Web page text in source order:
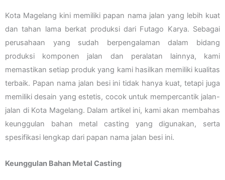
Kota Magelang kini memiliki papan nama jalan yang lebih kuat
dan tahan lama berkat produksi dari Futago Karya. Sebagai
perusahaan yang sudah berpengalaman dalam bidang
produksi komponen jalan dan peralatan lainnya, kami
memastikan setiap produk yang kami hasilkan memiliki kualitas
terbaik. Papan nama jalan besi ini tidak hanya kuat, tetapi juga
memiliki desain yang estetis, cocok untuk mempercantik jalan-
jalan di Kota Magelang. Dalam artikel ini, kami akan membahas
keunggulan bahan metal casting yang digunakan, serta
spesifikasi lengkap dari papan nama jalan besi ini.
Keunggulan Bahan Metal Casting